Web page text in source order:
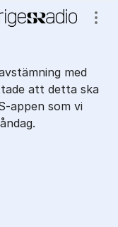
med
att detta ska
appen som vi